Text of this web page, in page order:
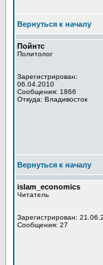
Вернуться к началу
Пойнтс
Политолог
Зарегистрирован:
06.04.2010
Сообщения: 1866
Откуда: Владивосток
Вернуться к началу
islam_economics
Читатель
Зарегистрирован:
Сообщения: 27